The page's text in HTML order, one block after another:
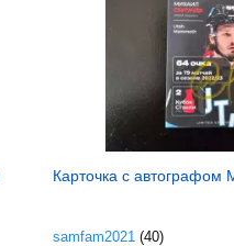
Карточка с автографом
samfam2021 (40)